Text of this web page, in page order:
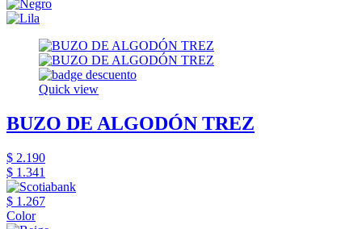
Quick view
BUZO DE ALGODÓN TREZ
$ 2.190
$ 1.341
$ 1.267
Color